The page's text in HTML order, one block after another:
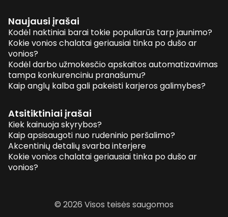
Naujausi įrašai
Kodėl naktiniai barai tokie populiarūs tarp jaunimo?
Kokie vonios chalatai geriausiai tinka po dušo ar
vonios?
Kodėl darbo užmokesčio apskaitos automatizavimas
tampa konkurenciniu pranašumu?
Kaip anglų kalba gali pakeisti karjeros galimybes?
Atsitiktiniai įrašai
Kiek kainuoja skyrybos?
Kaip apsisaugoti nuo rudeninio peršalimo?
Akcentinių detalių svarba interjere
Kokie vonios chalatai geriausiai tinka po dušo ar
vonios?
© 2026 Visos teisės saugomos